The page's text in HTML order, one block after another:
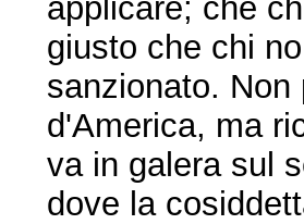
applicare; che
giusto che chi
sanzionato.
d'America, ma
va in galera sul
dove la